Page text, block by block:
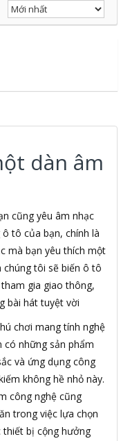
dàn âm
cũng yêu âm nhạc
tô của bạn, chính là
mà bạn yêu thích một
chúng tôi sẽ biến ô tô
gia giao thông,
bài hát tuyệt vời
chơi mang tính nghệ
có những sản phẩm
và ứng dụng công
không hề nhỏ này.
công nghệ cũng
trong việc lựa chọn
bị cộng hưởng